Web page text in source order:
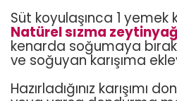
Süt koyulaşınca 1 yemek
Natürel sızma
kenarda soğumaya
ve soğuyan karışıma
Hazırladığınız karışımı